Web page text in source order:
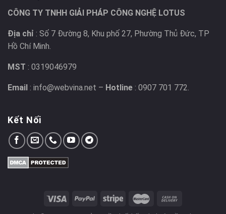
CÔNG TY TNHH GIẢI PHÁP CÔNG NGHỆ LOTUS
Địa chỉ : Số 7 Đường 8, Khu phố 27, Phường Thủ Đức, TP
Hồ Chí Minh.
MST : 0319046979
Email : info@webvina.net – Hotline : 0907 701 772.
Kết Nối